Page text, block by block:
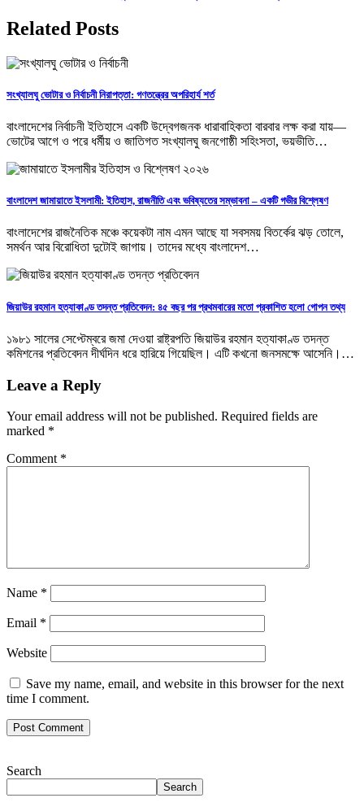
Related Posts
সংখ্যালঘু ভোটার ও নির্বাচনী নিরাপত্তা: গণতন্ত্রের অপরিহার্য শর্ত
বাংলাদেশের নির্বাচনী ইতিহাসে একটি উদ্বেগজনক ধারাবাহিকতা বারবার লক্ষ করা যায়—
ভোটের আগে ও পরে ধর্মীয় ও জাতিগত সংখ্যালঘু জনগোষ্ঠী সহিংসতা, ভয়ভীতি…
বাংলাদেশ জামায়াতে ইসলামী: ইতিহাস, রাজনীতি এবং ভবিষ্যতের সম্ভাবনা – একটি গভীর বিশ্লেষণ
বাংলাদেশের রাজনৈতিক মঞ্চে কয়েকটা নাম এমন আছে যা সবসময় বিতর্কের ঝড় তোলে,
সমর্থন আর বিরোধিতা দুটোই জাগায়। তাদের মধ্যে বাংলাদেশ…
জিয়াউর রহমান হত্যাকাণ্ড তদন্ত প্রতিবেদন: ৪৫ বছর পর প্রথমবারের মতো প্রকাশিত হলো গোপন তথ্য
১৯৮১ সালের সেপ্টেম্বরে জমা দেওয়া রাষ্ট্রপতি জিয়াউর রহমান হত্যাকাণ্ড তদন্ত
কমিশনের প্রতিবেদন দীর্ঘদিন ধরে হারিয়ে গিয়েছিল। এটি কখনো জনসমক্ষে আসেনি।…
Leave a Reply
Your email address will not be published. Required fields are
marked *
Comment *
Name *
Email *
Website
Save my name, email, and website in this browser for the next
time I comment.
Search
Search